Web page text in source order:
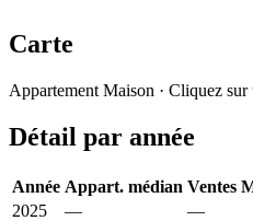
Carte
−
Appartement Maison · Cliquez
Détail par année
Année Appart. médian Ventes
2025
— —